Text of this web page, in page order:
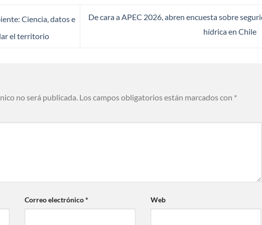
Ciencia, datos e
el territorio
De cara a APEC 2026, abren encuesta sobre
hídrica en Chile
no será publicada. Los campos obligatorios están marcados con *
Correo electrónico* Web